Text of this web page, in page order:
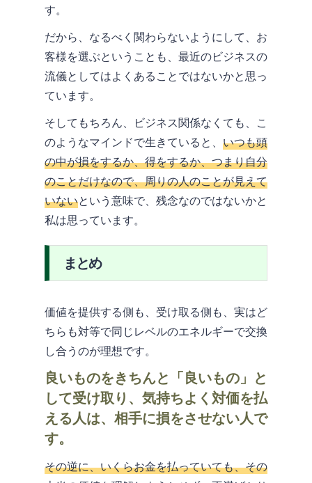
す。
だから、なるべく関わらないようにして、お
客様を選ぶということも、最近のビジネスの
流儀としてはよくあることではないかと思っ
ています。
そしてもちろん、ビジネス関係なくても、こ
のようなマインドで生きていると、 いつも頭
の中が損をするか、得をするか、つまり自分
のことだけなので、周りの人のことが見えて
いないという意味で、残念なのではないかと
私は思っています。
まとめ
価値を提供する側も、受け取る側も、実はど
ちらも対等で同じレベルのエネルギーで交換
し合うのが理想です。
良いものをきちんと「良いもの」と
して受け取り、気持ちよく対価を払
える人は、相手に損をさせない人で
す。
その逆に、いくらお金を払っていても、その